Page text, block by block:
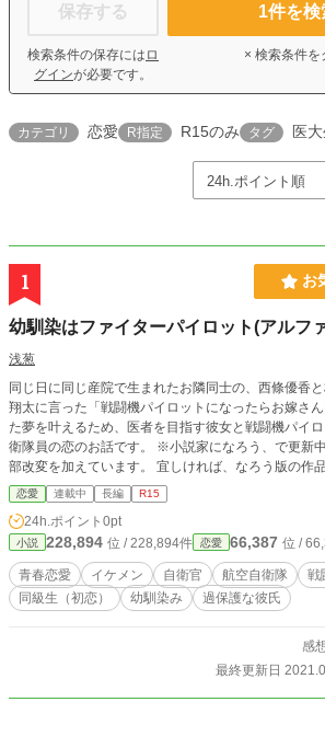
保存する
検索条件の保存には ロ
グインが必要です。
1件を検
× 検索条件を
カテゴリ 恋愛 R指定 R15のみ タグ 医
1 お
幼馴染はファイターパイロット(アルフ
浅葱
同じ日に同じ産院で生まれたお隣同士の、西條優香と
翔太に言った「戦闘機パイロットになったらお嫁さ
た夢を叶えるため、医者を目指す彼女と戦闘機パイ
衛隊員の恋のお話です。 ※小説家になろう、で更新中の作品をアルファ版に一
部改変を加えています。 宜しければ、なろう版の作
す。（なろう版の方が先行していますのでネタバレに
程、お願い致します。） 当面、１話づつ定
恋愛 連載中 長編 R15
24h.ポイント 0pt
小説 228,894 位 / 228,894件 恋愛 66,387 位 /
青春恋愛 イケメン 自衛官 航空自衛隊 戦
同級生（初恋）
幼馴染み 過保護な彼氏
感
最終更新日